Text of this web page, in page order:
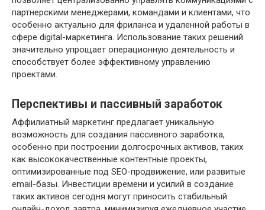
партнерскими менеджерами, командами и клиентами, что
особенно актуально для фриланса и удаленной работы в
сфере digital-маркетинга. Использование таких решений
значительно упрощает операционную деятельность и
способствует более эффективному управлению
проектами.
Перспективы и пассивный заработок
Аффилиатный маркетинг предлагает уникальную
возможность для создания пассивного заработка,
особенно при построении долгосрочных активов, таких
как высококачественные контентные проекты,
оптимизированные под SEO-продвижение, или развитые
email-базы. Инвестиции времени и усилий в создание
таких активов сегодня могут приносить стабильный